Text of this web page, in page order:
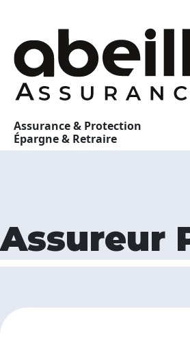
Assurance & Protection
Épargne & Retraire
Assureur